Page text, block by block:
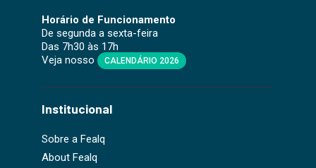
Horário de Funcionamento
De segunda a sexta-feira
Das 7h30 às 17h
Veja nosso
CALENDÁRIO 2026
Institucional
Sobre a Fealq
About Fealq